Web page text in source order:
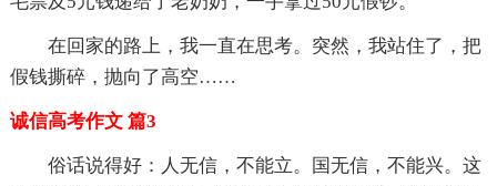
在回家的路上，我一直在思考。突然，我站住了，把
假钱撕碎，抛向了高空……
诚信高考作文 篇3
俗话说得好：人无信，不能立。国无信，不能兴。这